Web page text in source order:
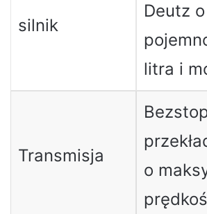
silnik
Deutz o
litra i
Transmisja
o